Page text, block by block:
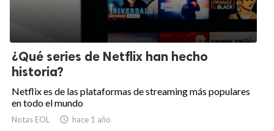
¿Qué series de Netflix han hecho
historia?
Netflix es de las plataformas de streaming más populares
en todo el mundo
Notas EOL  hace 1 año